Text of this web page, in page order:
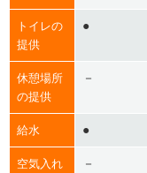
トイレの
提供
●
休憩場所
の提供
－
給水 ●
空気入れ
－